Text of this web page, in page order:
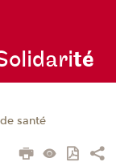
té
santé